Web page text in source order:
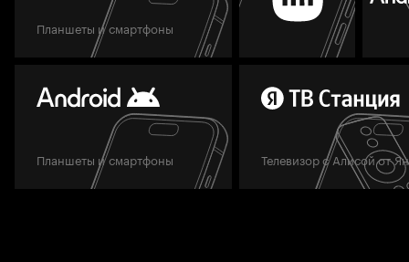
Планшеты и смартфоны
Планшеты и смартфоны Телевизор с Алисой от